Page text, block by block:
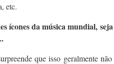
etc.
ícones da música mundial,
que isso geralmente